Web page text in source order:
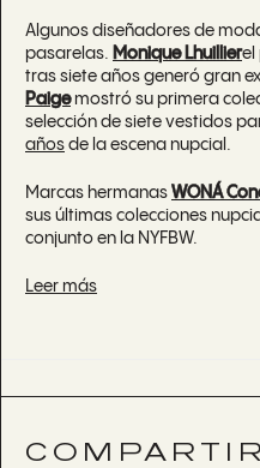
Algunos diseñadores de
pasarelas. Monique Lhuillierel
tras siete años generó gran
Paigemostró su primera
selección de siete vestidos
años de la escena nupcial.
Marcas hermanas WONÁ
sus últimas colecciones
conjunto en la NYFBW.
Leer más
COMPARTIR